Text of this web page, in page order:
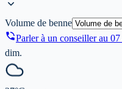
Volume de benne
Parler à un conseiller au 07
dim.